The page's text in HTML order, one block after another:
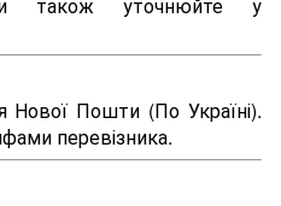
також уточнюйте у
Нової Пошти (По Україні).
перевізника.